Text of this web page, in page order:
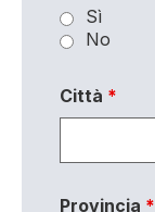
Sì
No
Città *
Provincia *